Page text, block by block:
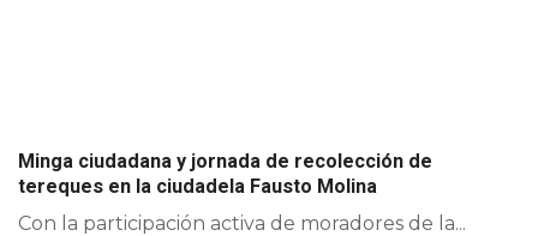
Minga ciudadana y jornada de recolección de
tereques en la ciudadela Fausto Molina
Con la participación activa de moradores de la...